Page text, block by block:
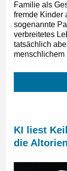
Familie als
fremde Kinder
sogenannte
verbreitetes
tatsächlich
menschlichem
KI liest
die